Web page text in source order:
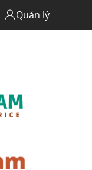
Quản lý